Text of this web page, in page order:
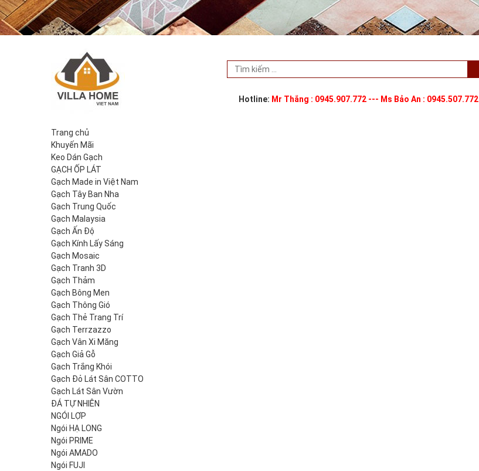
Hotline: Mr Thắng : 0945.907.772 --- Ms Bảo An : 0945.507.772
Trang chủ
Khuyến Mãi
Keo Dán Gạch
GẠCH ỐP LÁT
Gạch Made in Việt Nam
Gạch Tây Ban Nha
Gạch Trung Quốc
Gạch Malaysia
Gạch Ấn Độ
Gạch Kính Lấy Sáng
Gạch Mosaic
Gạch Tranh 3D
Gạch Thảm
Gạch Bông Men
Gạch Thông Gió
Gạch Thẻ Trang Trí
Gạch Terrzazzo
Gạch Vân Xi Măng
Gạch Giả Gỗ
Gạch Trắng Khói
Gạch Đỏ Lát Sân COTTO
Gạch Lát Sân Vườn
ĐÁ TỰ NHIÊN
NGÓI LỢP
Ngói HẠ LONG
Ngói PRIME
Ngói AMADO
Ngói FUJI